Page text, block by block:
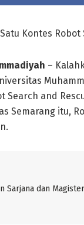
Kontes Robot
–
Search and
Semarang itu,
Sarjana dan Magister